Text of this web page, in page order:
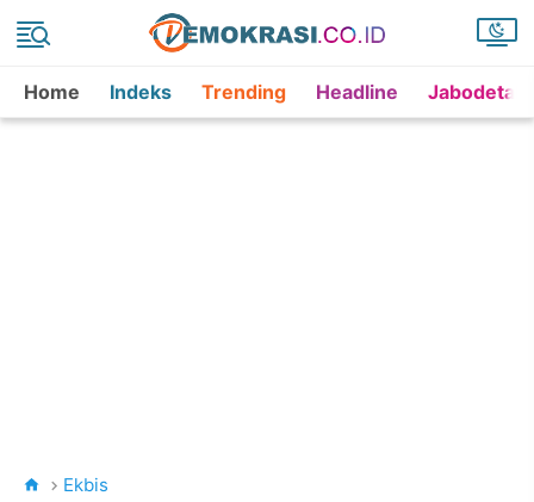
Home Indeks Trending Headline
Ekbis